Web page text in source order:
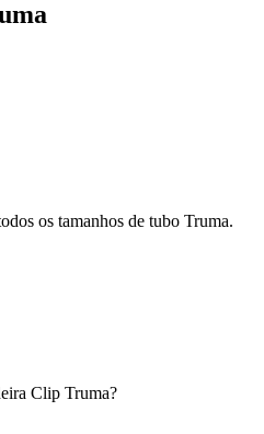
os tamanhos de tubo Truma.
Clip Truma?